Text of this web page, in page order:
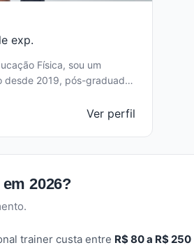
exp.
Física, sou um
desde 2019, pós-graduado
Ver perfil
2026?
trainer custa entre R$ 80 a R$ 250